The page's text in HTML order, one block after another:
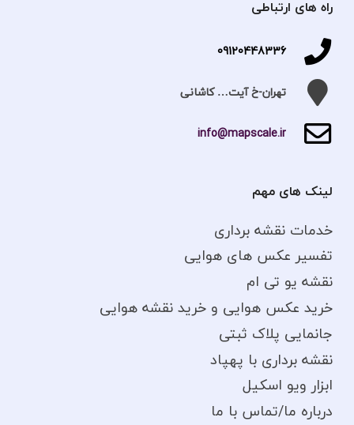
راه های ارتباطی
09120448336
تهران-خ آیت… کاشانی
info@mapscale.ir
لینک های مهم
خدمات نقشه برداری
تفسیر عکس های هوایی
نقشه یو تی ام
خرید عکس هوایی و خرید نقشه هوایی
جانمایی پلاک ثبتی
نقشه برداری با پهپاد
ابزار ویو اسکیل
درباره ما/تماس با ما